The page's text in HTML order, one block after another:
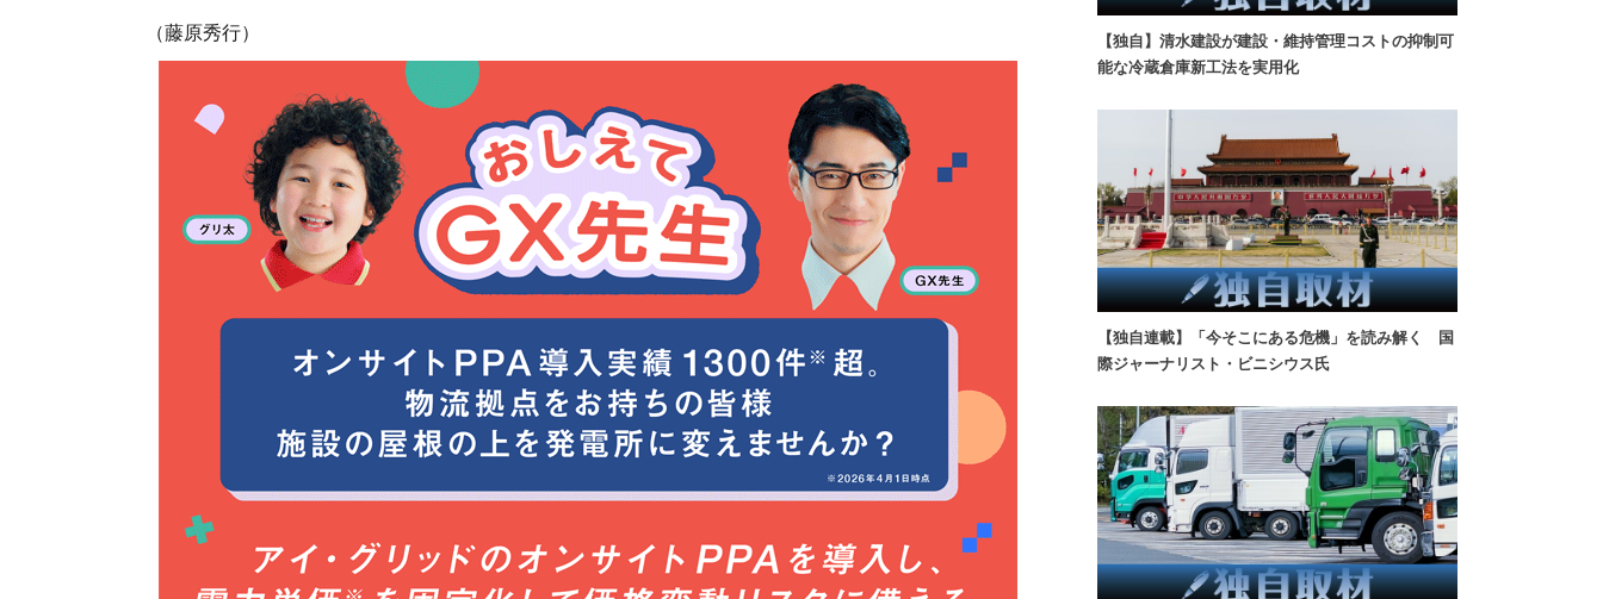
（藤原秀行）
【独自】清水建設が建設・維持管理コストの抑制可
能な冷蔵倉庫新工法を実用化
【独自連載】「今そこにある危機」を読み解く 国
際ジャーナリスト・ビニシウス氏